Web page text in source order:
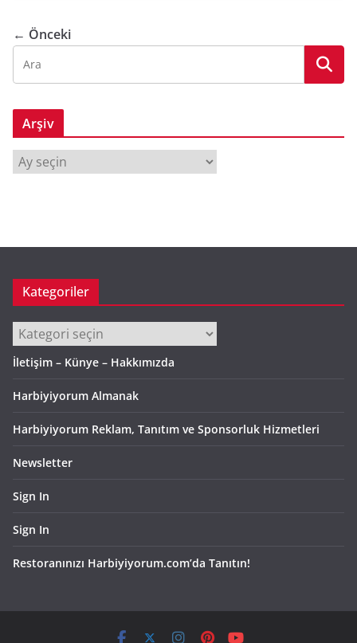
← Önceki
Arşiv
r
Kategoriler
Kategoriler
İletişim – Künye – Hakkımızda
Harbiyiyorum Almanak
Harbiyiyorum Reklam, Tanıtım ve Sponsorluk Hizmetleri
Newsletter
Sign In
Sign In
Restoranınızı Harbiyiyorum.com’da Tanıtın!